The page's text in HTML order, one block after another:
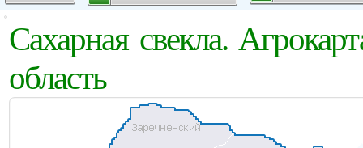
Сахарная свекла.
область